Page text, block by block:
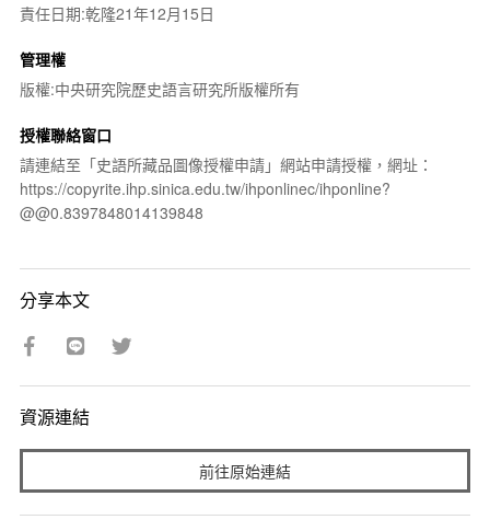
責任日期:乾隆21年12月15日
管理權
版權:中央研究院歷史語言研究所版權所有
授權聯絡窗口
請連結至「史語所藏品圖像授權申請」網站申請授權，網址：
https://copyrite.ihp.sinica.edu.tw/ihponlinec/ihponline?
@@0.8397848014139848
分享本文
資源連結
前往原始連結